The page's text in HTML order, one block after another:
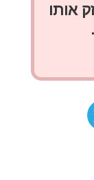
אותו